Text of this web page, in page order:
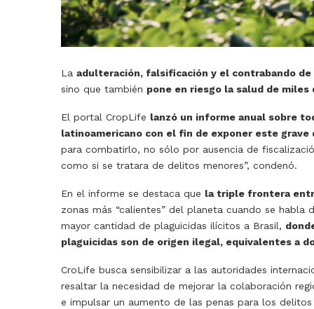
La adulteración, falsificación y el contrabando
sino que también pone en riesgo la salud de
El portal CropLife lanzó un informe anual sobre
latinoamericano con el fin de exponer este
para combatirlo, no sólo por ausencia de
como si se tratara de delitos menores”, condenó.
En el informe se destaca que la triple frontera
zonas más “calientes” del planeta cuando se
mayor cantidad de plaguicidas ilícitos a Brasil,
plaguicidas son de origen ilegal, equivalentes a
CroLife busca sensibilizar a las autoridades
resaltar la necesidad de mejorar la colaboración
e impulsar un aumento de las penas para los